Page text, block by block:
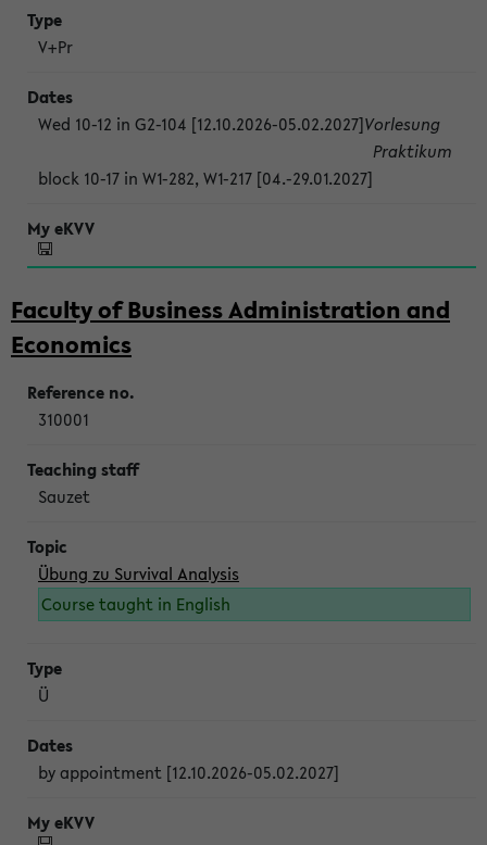
V+Pr
Wed 10-12 in G2-104 [12.10.2026-05.02.2027]Vorlesung
block 10-17 in W1-282, W1-217 [04.-29.01.2027]
Praktikum
Faculty of Business Administration and
Economics
310001
Sauzet
Übung zu Survival Analysis
Course taught in English
Ü
by appointment [12.10.2026-05.02.2027]